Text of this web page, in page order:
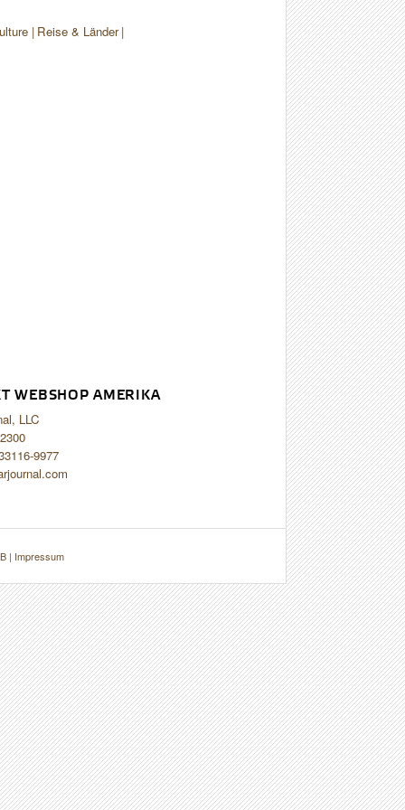
Reise & Länder
WEBSHOP AMERIKA
LLC
9977
| Impressum